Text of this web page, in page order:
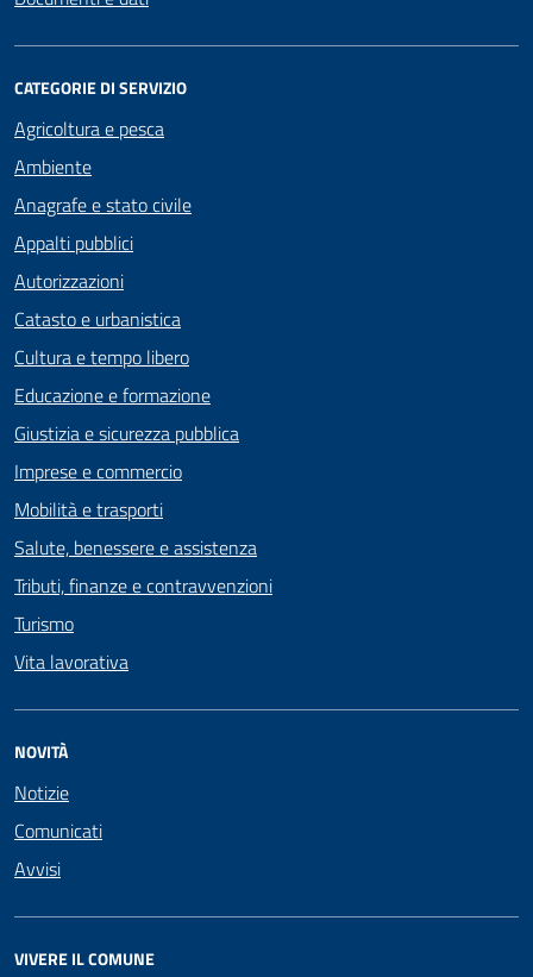
CATEGORIE DI SERVIZIO
Agricoltura e pesca
Ambiente
Anagrafe e stato civile
Appalti pubblici
Autorizzazioni
Catasto e urbanistica
Cultura e tempo libero
Educazione e formazione
Giustizia e sicurezza pubblica
Imprese e commercio
Mobilità e trasporti
Salute, benessere e assistenza
Tributi, finanze e contravvenzioni
Turismo
Vita lavorativa
NOVITÀ
Notizie
Comunicati
Avvisi
VIVERE IL COMUNE